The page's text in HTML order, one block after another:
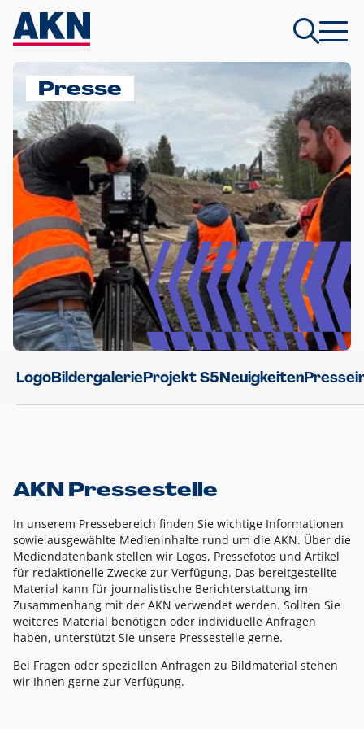
Presse
LogoBildergalerieProjekt S5Neuigkeiten
AKN Pressestelle
In unserem Pressebereich finden Sie wichtige Informationen
sowie ausgewählte Medieninhalte rund um die AKN. Über die
Mediendatenbank stellen wir Logos, Pressefotos und Artikel
für redaktionelle Zwecke zur Verfügung. Das bereitgestellte
Material kann für journalistische Berichterstattung im
Zusammenhang mit der AKN verwendet werden. Sollten Sie
weiteres Material benötigen oder individuelle Anfragen
haben, unterstützt Sie unsere Pressestelle gerne.
Bei Fragen oder speziellen Anfragen zu Bildmaterial stehen
wir Ihnen gerne zur Verfügung.